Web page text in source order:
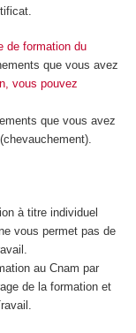
de formation du
que vous avez
vous pouvez
que vous avez
à titre individuel
vous permet pas de
au Cnam par
de la formation et